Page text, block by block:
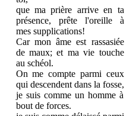
que ma prière arrive en ta
présence, prête l'oreille à
mes supplications!
Car mon âme est rassasiée
de maux; et ma vie touche
au schéol.
On me compte parmi ceux
qui descendent dans la fosse,
je suis comme un homme à
bout de forces.